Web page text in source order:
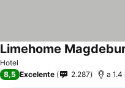
Hotel
Limehome
8,5 Excelente 2.287 a